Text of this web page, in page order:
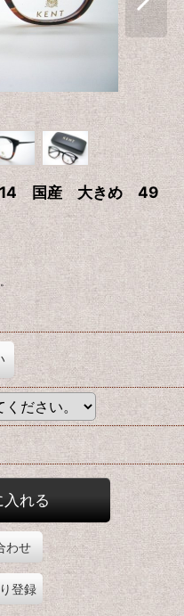
国産 大きめ 49
入れる
わせ
登録